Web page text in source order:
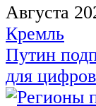
Августа
Кремль
Путин
для